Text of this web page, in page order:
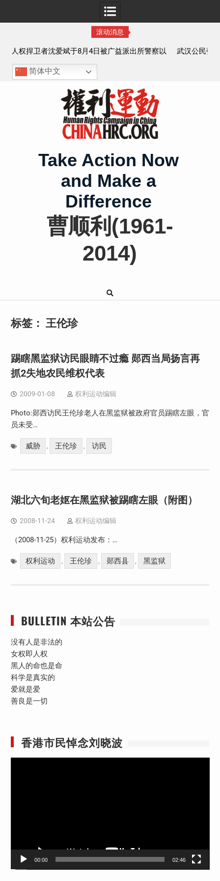
滚动消息
所警察以
无
武汉公民张毅于2026年7月28日被以“涉嫌煽动分裂国
执行逮捕 目前羁押在拉萨市看守所
简体中文
Take Action Now
and Make a
Difference
曹顺利(1961-
2014)
标签： 王伦珍
踢瞎黑监狱访民眼睛不过瘾 郧西当局扬言再
抓2失地农民维权代表
2009-01-08 权利运动编辑
Photo:郧西访民王伦珍老人在黑监狱被政府官员踢瞎左眼，官
员未受…
威胁 , 王伦珍 , 访民
湖北六旬老妪在黑监狱被踢瞎左眼（附图）
2008-11-24 权利运动编辑
（2008-11-25）权利运动发布：…
权利运动 , 王伦珍 , 郧西县 , 黑监狱
BULLETIN 本站公告
没有人是非法的
女权即人权
黑人的命也是命
科学是真实的
爱就是爱
善良是一切
香港市民悼念刘晓波
00:00 02:46